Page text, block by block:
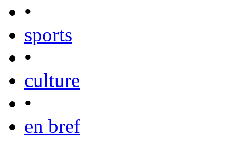
•
sports
•
culture
•
en bref